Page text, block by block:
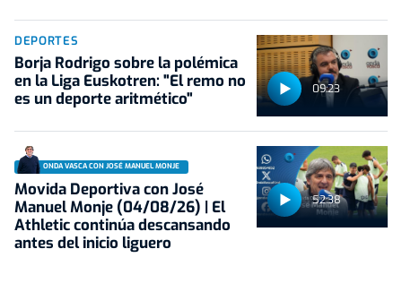
09:23
DEPORTES
Borja Rodrigo sobre la polémica
en la Liga Euskotren: "El remo no
es un deporte aritmético"
52:38
ONDA VASCA CON JOSÉ MANUEL MONJE
Movida Deportiva con José
Manuel Monje (04/08/26) | El
Athletic continúa descansando
antes del inicio liguero